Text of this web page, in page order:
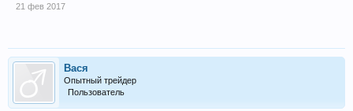
21 фев 2017
Вася
Опытный трейдер
Пользователь